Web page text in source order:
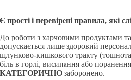
Є прості і перевірені правила, які
До роботи з харчовими продуктами
допускається лише здоровий
щлунково-кишкового тракту
біль в горлі, висипання або
КАТЕГОРИЧНО заборонено.